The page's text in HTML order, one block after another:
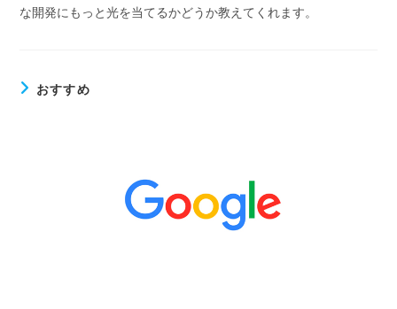
な開発にもっと光を当てるかどうか教えてくれます。
おすすめ